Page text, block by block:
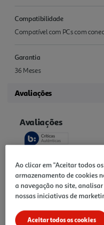
Compatibilidade
Compatível com PCs com
Garantia
36 Meses
Avaliações
Ao clicar em "Aceitar todos
armazenamento de cookies
a navegação no site,
nossas iniciativas de
Aceitar todos os cookies